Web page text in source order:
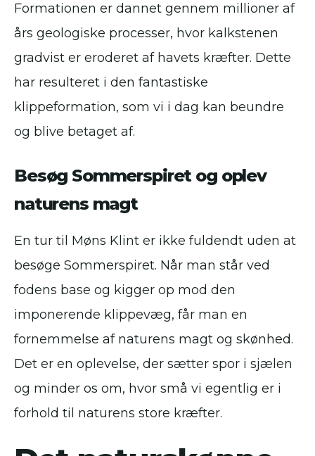
Formationen er dannet gennem millioner af
års geologiske processer, hvor kalkstenen
gradvist er eroderet af havets kræfter. Dette
har resulteret i den fantastiske
klippeformation, som vi i dag kan beundre
og blive betaget af.
Besøg Sommerspiret og oplev
naturens magt
En tur til Møns Klint er ikke fuldendt uden at
besøge Sommerspiret. Når man står ved
fodens base og kigger op mod den
imponerende klippevæg, får man en
fornemmelse af naturens magt og skønhed.
Det er en oplevelse, der sætter spor i sjælen
og minder os om, hvor små vi egentlig er i
forhold til naturens store kræfter.